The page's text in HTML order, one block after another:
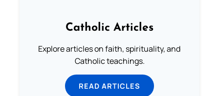
Catholic Articles
Explore articles on faith, spirituality, and
Catholic teachings.
READ ARTICLES